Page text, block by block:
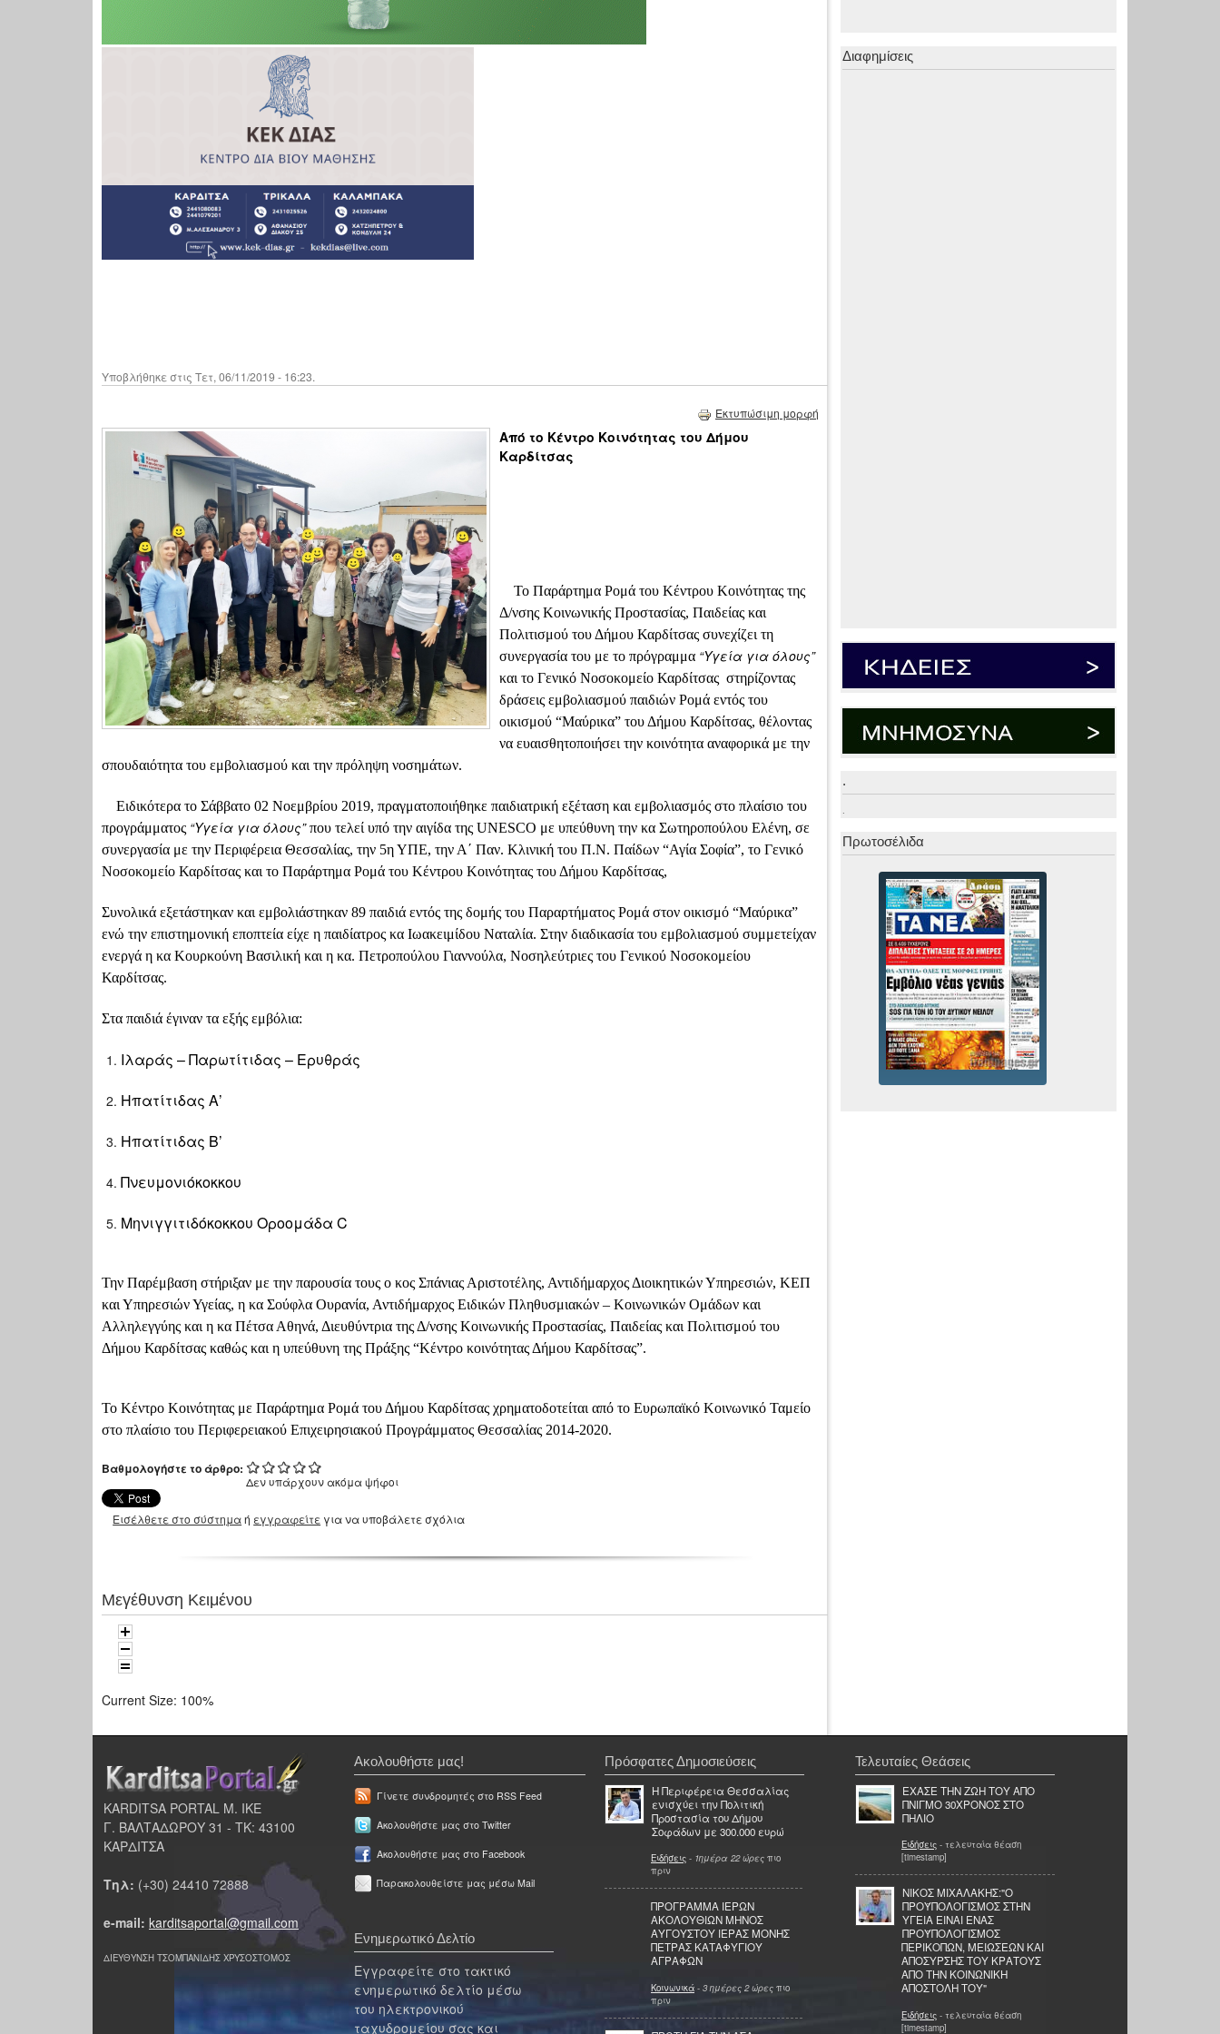
Υποβλήθηκε στις Τετ, 06/11/2019 - 16:23.
Εκτυπώσιμη μορφή
Από το Κέντρο Κοινότητας του Δήμου
Καρδίτσας
Το Παράρτημα Ρομά του Κέντρου Κοινότητας της
Δ/νσης Κοινωνικής Προστασίας, Παιδείας και
Πολιτισμού του Δήμου Καρδίτσας συνεχίζει τη
συνεργασία του με το πρόγραμμα “Υγεία για όλους”
και το Γενικό Νοσοκομείο Καρδίτσας στηρίζοντας
δράσεις εμβολιασμού παιδιών Ρομά εντός του
οικισμού “Μαύρικα” του Δήμου Καρδίτσας, θέλοντας
να ευαισθητοποιήσει την κοινότητα αναφορικά με την
σπουδαιότητα του εμβολιασμού και την πρόληψη νοσημάτων.
Ειδικότερα το Σάββατο 02 Νοεμβρίου 2019, πραγματοποιήθηκε παιδιατρική εξέταση και εμβολιασμός στο πλαίσιο του
προγράμματος “Υγεία για όλους”που τελεί υπό την αιγίδα της UNESCO με υπεύθυνη την κα Σωτηροπούλου Ελένη, σε
συνεργασία με την Περιφέρεια Θεσσαλίας, την 5η ΥΠΕ, την Α΄ Παν. Κλινική του Π.Ν. Παίδων “Αγία Σοφία”, το Γενικό
Νοσοκομείο Καρδίτσας και το Παράρτημα Ρομά του Κέντρου Κοινότητας του Δήμου Καρδίτσας,
Συνολικά εξετάστηκαν και εμβολιάστηκαν 89 παιδιά εντός της δομής του Παραρτήματος Ρομά στον οικισμό “Μαύρικα”
ενώ την επιστημονική εποπτεία είχε η παιδίατρος κα Ιωακειμίδου Ναταλία. Στην διαδικασία του εμβολιασμού συμμετείχαν
ενεργά η κα Κουρκούνη Βασιλική και η κα. Πετροπούλου Γιαννούλα, Νοσηλεύτριες του Γενικού Νοσοκομείου
Καρδίτσας.
Στα παιδιά έγιναν τα εξής εμβόλια:
Ιλαράς – Παρωτίτιδας – Ερυθράς
Ηπατίτιδας Α’
Ηπατίτιδας Β’
Πνευμονιόκοκκου
Μηνιγγιτιδόκοκκου Οροομάδα C
Την Παρέμβαση στήριξαν με την παρουσία τους ο κος Σπάνιας Αριστοτέλης, Αντιδήμαρχος Διοικητικών Υπηρεσιών, ΚΕΠ
και Υπηρεσιών Υγείας, η κα Σούφλα Ουρανία, Αντιδήμαρχος Ειδικών Πληθυσμιακών – Κοινωνικών Ομάδων και
Αλληλεγγύης και η κα Πέτσα Αθηνά, Διευθύντρια της Δ/νσης Κοινωνικής Προστασίας, Παιδείας και Πολιτισμού του
Δήμου Καρδίτσας καθώς και η υπεύθυνη της Πράξης “Κέντρο κοινότητας Δήμου Καρδίτσας”.
Το Κέντρο Κοινότητας με Παράρτημα Ρομά του Δήμου Καρδίτσας χρηματοδοτείται από το Ευρωπαϊκό Κοινωνικό Ταμείο
στο πλαίσιο του Περιφερειακού Επιχειρησιακού Προγράμματος Θεσσαλίας 2014-2020.
Βαθμολογήστε το άρθρο:
Δεν υπάρχουν ακόμα ψήφοι
Εισέλθετε στο σύστημαή εγγραφείτε για να υποβάλετε σχόλια
Μεγέθυνση Κειμένου
Current Size: 100%
Διαφημίσεις
.
.
Πρωτοσέλιδα
KARDITSA PORTAL Μ. ΙΚΕ
Γ. ΒΑΛΤΑΔΩΡΟΥ 31 - ΤΚ: 43100
ΚΑΡΔΙΤΣΑ
Τηλ: (+30) 24410 72888
e-mail: karditsaportal@gmail.com
ΔΙΕΥΘΥΝΣΗ ΤΣΟΜΠΑΝΙΔΗΣ ΧΡΥΣΟΣΤΟΜΟΣ
Ακολουθήστε μας!
Γίνετε συνδρομητές στο RSS Feed
Ακολουθήστε μας στο Twitter
Ακολουθήστε μας στο Facebook
Παρακολουθείστε μας μέσω Mail
Ενημερωτικό Δελτίο
Εγγραφείτε στο τακτικό
ενημερωτικό δελτίο μέσω
του ηλεκτρονικού
ταχυδρομείου σας και
Πρόσφατες Δημοσιεύσεις
Η Περιφέρεια Θεσσαλίας
ενισχύει την Πολιτική
Προστασία του Δήμου
Σοφάδων με 300.000 ευρώ
Ειδήσεις - 1ημέρα 22 ώρες πιο
πριν
ΠΡΟΓΡΑΜΜΑ ΙΕΡΩΝ
ΑΚΟΛΟΥΘΙΩΝ ΜΗΝΟΣ
ΑΥΓΟΥΣΤΟΥ ΙΕΡΑΣ ΜΟΝΗΣ
ΠΕΤΡΑΣ ΚΑΤΑΦΥΓΙΟΥ
ΑΓΡΑΦΩΝ
Κοινωνικά - 3 ημέρες 2 ώρες πιο
πριν
Τελευταίες Θεάσεις
ΕΧΑΣΕ ΤΗΝ ΖΩΗ ΤΟΥ ΑΠΟ
ΠΝΙΓΜΟ 30ΧΡΟΝΟΣ ΣΤΟ
ΠΗΛΙΟ
Ειδήσεις - τελευταία θέαση
[timestamp]
ΝΙΚΟΣ ΜΙΧΑΛΑΚΗΣ:"Ο
ΠΡΟΫΠΟΛΟΓΙΣΜΟΣ ΣΤΗΝ
ΥΓΕΙΑ ΕΙΝΑΙ ΕΝΑΣ
ΠΡΟΫΠΟΛΟΓΙΣΜΟΣ
ΠΕΡΙΚΟΠΩΝ, ΜΕΙΩΣΕΩΝ ΚΑΙ
ΑΠΟΣΥΡΣΗΣ ΤΟΥ ΚΡΑΤΟΥΣ
ΑΠΟ ΤΗΝ ΚΟΙΝΩΝΙΚΗ
ΑΠΟΣΤΟΛΗ ΤΟΥ"
Ειδήσεις - τελευταία θέαση
[timestamp]